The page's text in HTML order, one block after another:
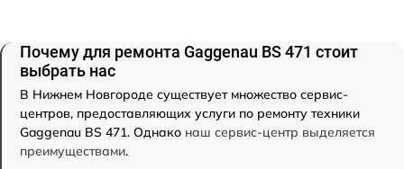
Почему для ремонта Gaggenau BS 471 стоит
выбрать нас
В Нижнем Новгороде существует множество сервис-
центров, предоставляющих услуги по ремонту техники
Gaggenau BS 471. Однако наш сервис-центр выделяется
преимуществами.